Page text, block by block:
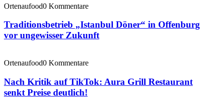
Ortenaufood0 Kommentare
Traditionsbetrieb „Istanbul Döner“ in Offenburg
vor ungewisser Zukunft
Ortenaufood0 Kommentare
Nach Kritik auf TikTok: Aura Grill Restaurant
senkt Preise deutlich!